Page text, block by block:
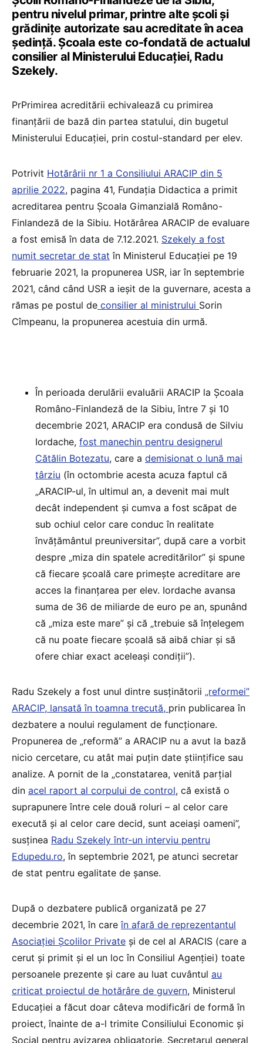
pentru nivelul primar, printre alte școli și
grădinițe autorizate sau acreditate în acea
ședință. Școala este co-fondată de actualul
consilier al Ministerului Educației, Radu
Szekely.
PrPrimirea acreditării echivalează cu primirea
finanțării de bază din partea statului, din bugetul
Ministerului Educației, prin costul-standard per elev.
Potrivit Hotărârii nr 1 a Consiliului ARACIP din 5
aprilie 2022, pagina 41, Fundația Didactica a primit
acreditarea pentru Școala Gimanzială Româno-
Finlandeză de la Sibiu. Hotărârea ARACIP de evaluare
a fost emisă în data de 7.12.2021. Szekely a fost
numit secretar de stat în Ministerul Educației pe 19
februarie 2021, la propunerea USR, iar în septembrie
2021, când când USR a ieșit de la guvernare, acesta a
rămas pe postul de consilier al ministrului Sorin
Cîmpeanu, la propunerea acestuia din urmă.
În perioada derulării evaluării ARACIP la Școala
Româno-Finlandeză de la Sibiu, între 7 și 10
decembrie 2021, ARACIP era condusă de Silviu
Iordache, fost manechin pentru designerul
Cătălin Botezatu, care a demisionat o lună mai
târziu (în octombrie acesta acuza faptul că
„ARACIP-ul, în ultimul an, a devenit mai mult
decât independent și cumva a fost scăpat de
sub ochiul celor care conduc în realitate
învățământul preuniversitar”, după care a vorbit
despre „miza din spatele acreditărilor” și spune
că fiecare școală care primește acreditare are
acces la finanțarea per elev. Iordache avansa
suma de 36 de miliarde de euro pe an, spunând
că „miza este mare” și că „trebuie să înțelegem
că nu poate fiecare școală să aibă chiar și să
ofere chiar exact aceleași condiții”).
Radu Szekely a fost unul dintre susținătorii „reformei”
ARACIP, lansată în toamna trecută, prin publicarea în
dezbatere a noului regulament de funcționare.
Propunerea de „reformă” a ARACIP nu a avut la bază
nicio cercetare, cu atât mai puțin date științifice sau
analize. A pornit de la „constatarea, venită parțial
din acel raport al corpului de control, că există o
suprapunere între cele două roluri – al celor care
execută și al celor care decid, sunt aceiași oameni”,
susținea Radu Szekely într-un interviu pentru
Edupedu.ro, în septembrie 2021, pe atunci secretar
de stat pentru egalitate de șanse.
După o dezbatere publică organizată pe 27
decembrie 2021, în careîn afară de reprezentantul
Asociației Școlilor Private și de cel al ARACIS (care a
cerut și primit și el un loc în Consiliul Agenției) toate
persoanele prezente și care au luat cuvântul au
criticat proiectul de hotărâre de guvern, Ministerul
Educației a făcut doar câteva modificări de formă în
proiect, înainte de a-l trimite Consiliului Economic și
Social pentru avizarea obligatorie. Secretarul general